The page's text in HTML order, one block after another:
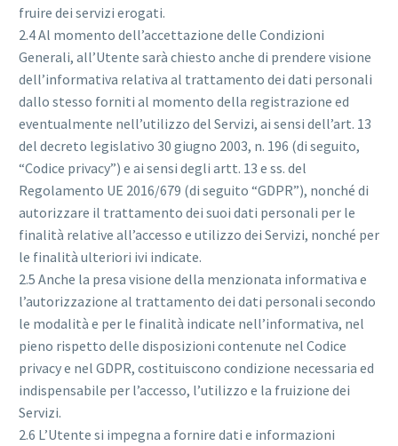
fruire dei servizi erogati.
2.4 Al momento dell’accettazione delle Condizioni
Generali, all’Utente sarà chiesto anche di prendere visione
dell’informativa relativa al trattamento dei dati personali
dallo stesso forniti al momento della registrazione ed
eventualmente nell’utilizzo del Servizi, ai sensi dell’art. 13
del decreto legislativo 30 giugno 2003, n. 196 (di seguito,
“Codice privacy”) e ai sensi degli artt. 13 e ss. del
Regolamento UE 2016/679 (di seguito “GDPR”), nonché di
autorizzare il trattamento dei suoi dati personali per le
finalità relative all’accesso e utilizzo dei Servizi, nonché per
le finalità ulteriori ivi indicate.
2.5 Anche la presa visione della menzionata informativa e
l’autorizzazione al trattamento dei dati personali secondo
le modalità e per le finalità indicate nell’informativa, nel
pieno rispetto delle disposizioni contenute nel Codice
privacy e nel GDPR, costituiscono condizione necessaria ed
indispensabile per l’accesso, l’utilizzo e la fruizione dei
Servizi.
2.6 L’Utente si impegna a fornire dati e informazioni